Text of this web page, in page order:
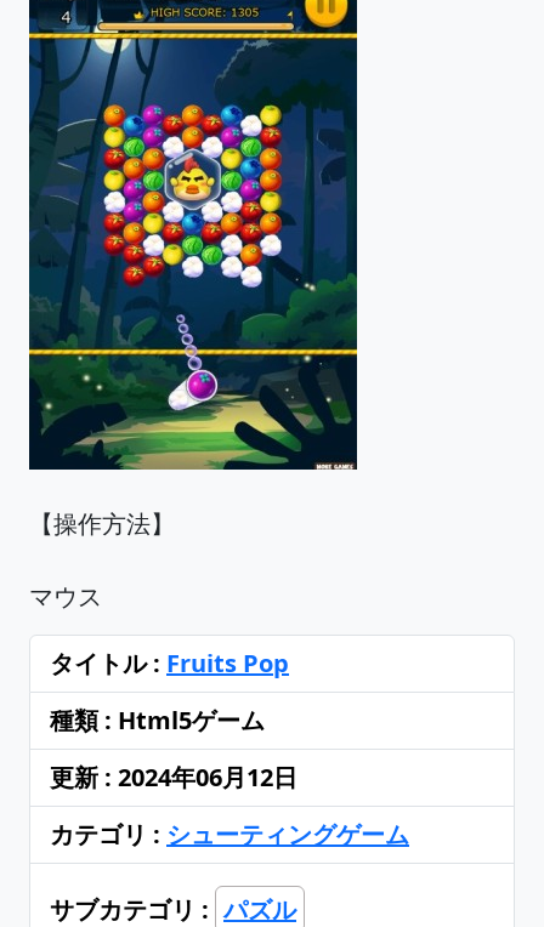
【操作方法】
マウス
タイトル : Fruits Pop
種類 : Html5ゲーム
更新 : 2024年06月12日
カテゴリ : シューティングゲーム
サブカテゴリ : パズル